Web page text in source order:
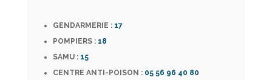
GENDARMERIE : 17
POMPIERS : 18
SAMU : 15
CENTRE ANTI-POISON : 05 56 96 40 80